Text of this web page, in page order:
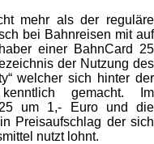
mehr als der reguläre
bei Bahnreisen mit auf
einer BahnCard 25
der Nutzung des
welcher sich hinter der
kenntlich gemacht. Im
um 1,- Euro und die
Preisaufschlag der sich
nutzt lohnt.